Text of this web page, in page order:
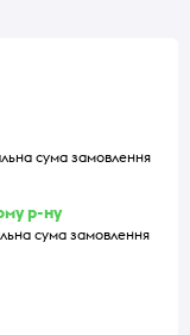
сума замовлення
р-ну
сума замовлення